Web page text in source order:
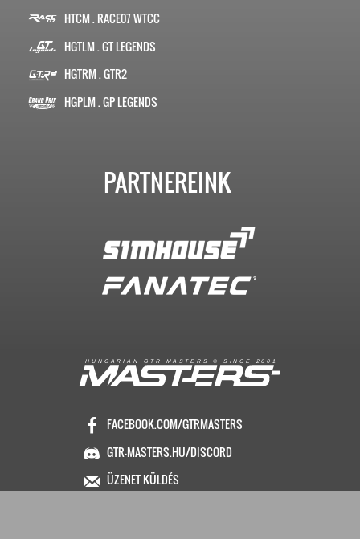
HTCM . RACE07 WTCC
HGTLM . GT LEGENDS
HGTRM . GTR2
HGPLM . GP LEGENDS
PARTNEREINK
H U N G A R I A N G T R M A S T E R S © S I N C E 2 0 0 1
FACEBOOK.COM/GTRMASTERS
GTR-MASTERS.HU/DISCORD
ÜZENET KÜLDÉS